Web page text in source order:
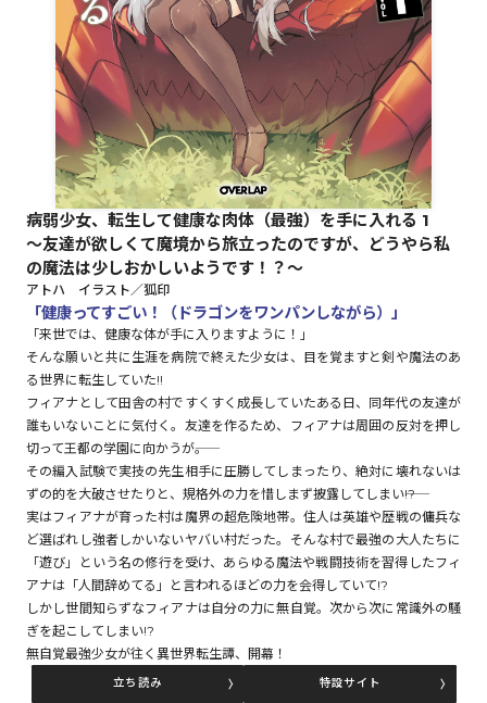
ロサージュノベルス
コミックガルド
コミッククリエ
リキューレ
コミックエッセイ
閉じる
病弱少女、転生して健康な肉体（最強）を手に入れる 1
～友達が欲しくて魔境から旅立ったのですが、どうやら私
の魔法は少しおかしいようです！？～
アトハ イラスト／狐印
「健康ってすごい！（ドラゴンをワンパンしながら）」
「来世では、健康な体が手に入りますように！」
そんな願いと共に生涯を病院で終えた少女は、目を覚ますと剣や魔法のあ
る世界に転生していた!!
フィアナとして田舎の村ですくすく成長していたある日、同年代の友達が
誰もいないことに気付く。友達を作るため、フィアナは周囲の反対を押し
切って王都の学園に向かうが――。
その編入試験で実技の先生相手に圧勝してしまったり、絶対に壊れないは
ずの的を大破させたりと、規格外の力を惜しまず披露してしまい――!?
実はフィアナが育った村は魔界の超危険地帯。住人は英雄や歴戦の傭兵な
ど選ばれし強者しかいないヤバい村だった。そんな村で最強の大人たちに
「遊び」という名の修行を受け、あらゆる魔法や戦闘技術を習得したフィ
アナは「人間辞めてる」と言われるほどの力を会得していて!?
しかし世間知らずなフィアナは自分の力に無自覚。次から次に常識外の騒
ぎを起こしてしまい!?
無自覚最強少女が往く異世界転生譚、開幕！
立ち読み 特設サイト